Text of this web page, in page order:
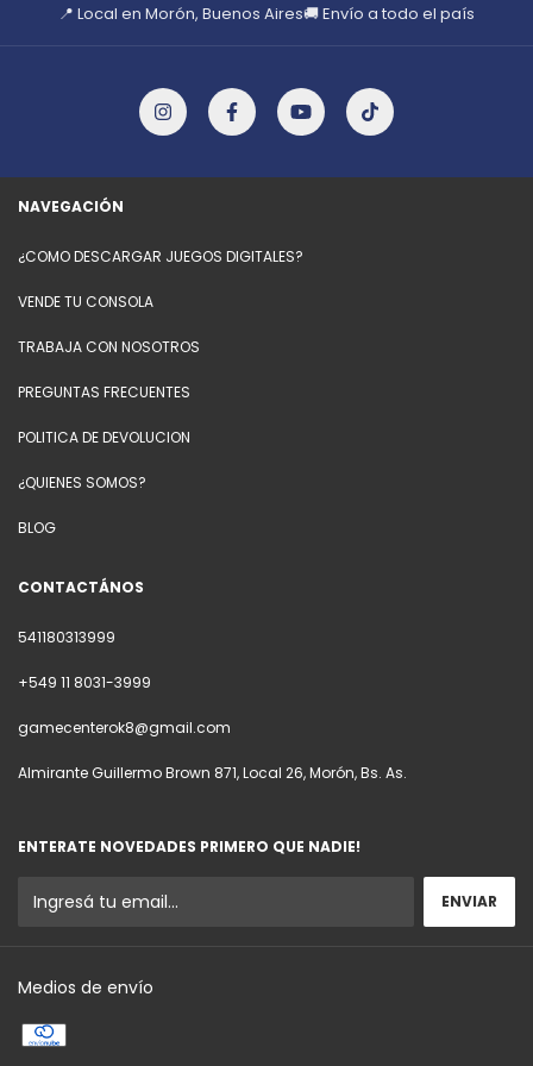
📍 Local en Morón, Buenos Aires🚚 Envío a todo el país
NAVEGACIÓN
¿COMO DESCARGAR JUEGOS DIGITALES?
VENDE TU CONSOLA
TRABAJA CON NOSOTROS
PREGUNTAS FRECUENTES
POLITICA DE DEVOLUCION
¿QUIENES SOMOS?
BLOG
CONTACTÁNOS
541180313999
+549 11 8031-3999
gamecenterok8@gmail.com
Almirante Guillermo Brown 871, Local 26, Morón, Bs. As.
ENTERATE NOVEDADES PRIMERO QUE NADIE!
Medios de envío